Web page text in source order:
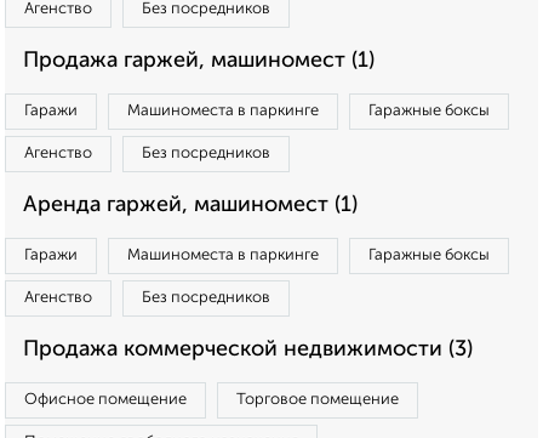
Агенство Без посредников
Продажа гаржей, машиномест (1)
Гаражи Машиноместа в паркинге Гаражные боксы
Агенство Без посредников
Аренда гаржей, машиномест (1)
Гаражи Машиноместа в паркинге Гаражные боксы
Агенство Без посредников
Продажа коммерческой недвижимости (3)
Офисное помещение Торговое помещение